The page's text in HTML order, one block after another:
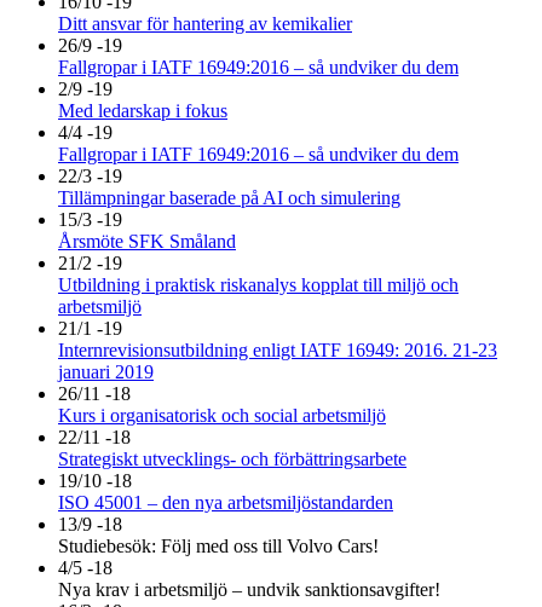
Ditt ansvar för hantering av kemikalier
26/9 -19
Fallgropar i IATF 16949:2016 – så undviker du dem
2/9 -19
Med ledarskap i fokus
4/4 -19
Fallgropar i IATF 16949:2016 – så undviker du dem
22/3 -19
Tillämpningar baserade på AI och simulering
15/3 -19
Årsmöte SFK Småland
21/2 -19
Utbildning i praktisk riskanalys kopplat till miljö och
arbetsmiljö
21/1 -19
Internrevisionsutbildning enligt IATF 16949: 2016. 21-23
januari 2019
26/11 -18
Kurs i organisatorisk och social arbetsmiljö
22/11 -18
Strategiskt utvecklings- och förbättringsarbete
19/10 -18
ISO 45001 – den nya arbetsmiljöstandarden
13/9 -18
Studiebesök: Följ med oss till Volvo Cars!
4/5 -18
Nya krav i arbetsmiljö – undvik sanktionsavgifter!